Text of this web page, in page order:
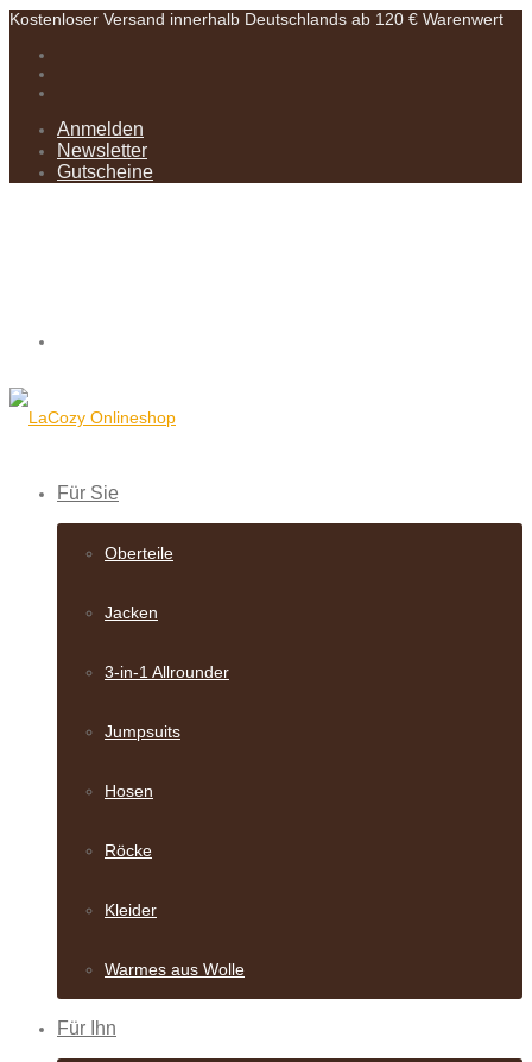
Kostenloser Versand innerhalb Deutschlands ab 120 € Warenwert
Anmelden
Newsletter
Gutscheine
Für Sie
Oberteile
Jacken
3-in-1 Allrounder
Jumpsuits
Hosen
Röcke
Kleider
Warmes aus Wolle
Für Ihn